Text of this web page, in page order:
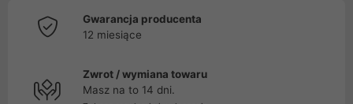
Gwarancja producenta
12 miesiące
Zwrot / wymiana towaru
Masz na to 14 dni.